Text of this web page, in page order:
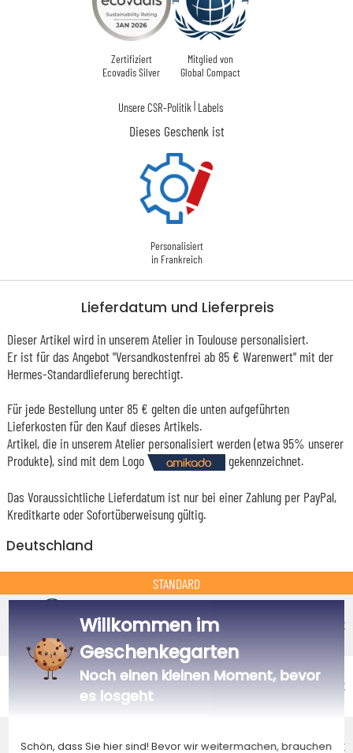
Zertifiziert
Ecovadis Silver
Mitglied von
Global Compact
Unsere CSR-Politik | Labels
Dieses Geschenk ist
Personalisiert
in Frankreich
Lieferdatum und Lieferpreis
Dieser Artikel wird in unserem Atelier in Toulouse personalisiert.
Er ist für das Angebot "Versandkostenfrei ab 85 € Warenwert" mit der
Hermes-Standardlieferung berechtigt.
Für jede Bestellung unter 85 € gelten die unten aufgeführten
Lieferkosten für den Kauf dieses Artikels.
Artikel, die in unserem Atelier personalisiert werden (etwa 95% unserer
Produkte), sind mit dem Logo
gekennzeichnet.
Das Voraussichtliche Lieferdatum ist nur bei einer Zahlung per PayPal,
Kreditkarte oder Sofortüberweisung gültig.
Deutschland
STANDARD
Voraussichtliches Lieferdatum
Donnerstag 13 August 2026
4,95 €
Economy-Versand nach Hause
Voraussichtliches Lieferdatum
Montag 17 August 2026
4,95 €
Voraussichtliches Lieferdatum
8,95 €
Willkommen im
Geschenkegarten
Noch einen kleinen Moment, bevor
es losgeht
Schön, dass Sie hier sind! Bevor wir weitermachen, brauchen